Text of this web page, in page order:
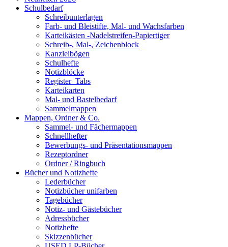
Schulbedarf
Schreibunterlagen
Farb- und Bleistifte, Mal- und Wachsfarben
Karteikästen -Nadelstreifen-Papiertiger
Schreib-, Mal-, Zeichenblock
Kanzleibögen
Schulhefte
Notizblöcke
Register_Tabs
Karteikarten
Mal- und Bastelbedarf
Sammelmappen
Mappen, Ordner & Co.
Sammel- und Fächermappen
Schnellhefter
Bewerbungs- und Präsentationsmappen
Rezeptordner
Ordner / Ringbuch
Bücher und Notizhefte
Lederbücher
Notizbücher unifarben
Tagebücher
Notiz- und Gästebücher
Adressbücher
Notizhefte
Skizzenbücher